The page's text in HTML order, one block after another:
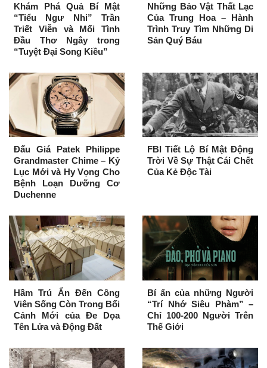
Khám Phá Quả Bí Mật
“Tiểu Ngư Nhi” Trần
Triết Viễn và Mối Tình
Đầu Thơ Ngây trong
“Tuyệt Đại Song Kiều”
Những Bảo Vật Thất Lạc
Của Trung Hoa – Hành
Trình Truy Tìm Những Di
Sản Quý Báu
Đấu Giá Patek Philippe
Grandmaster Chime – Kỷ
Lục Mới và Hy Vọng Cho
Bệnh Loạn Dưỡng Cơ
Duchenne
FBI Tiết Lộ Bí Mật Động
Trời Về Sự Thật Cái Chết
Của Kẻ Độc Tài
Hầm Trú Ẩn Đến Công
Viên Sống Còn Trong Bối
Cảnh Mới của Đe Dọa
Tên Lửa và Động Đất
Bí ẩn của những Người
“Trí Nhớ Siêu Phàm” –
Chỉ 100-200 Người Trên
Thế Giới